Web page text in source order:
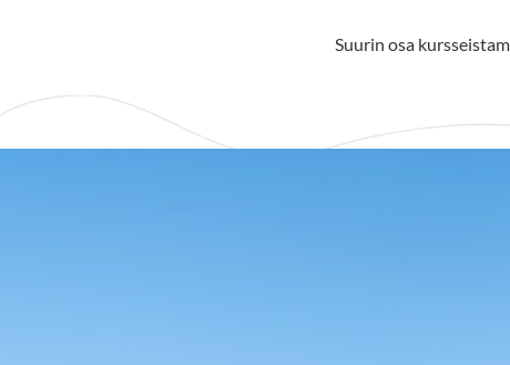
Suurin osa